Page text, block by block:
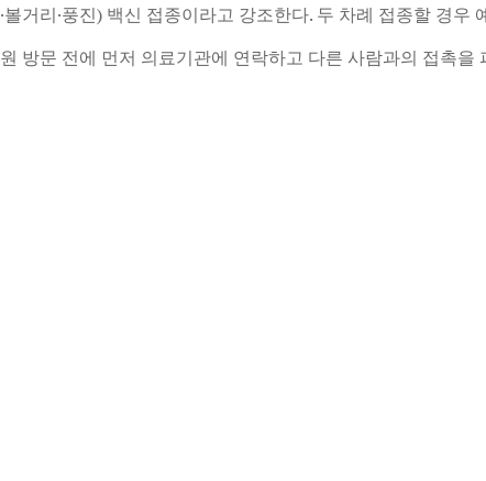
거리·풍진) 백신 접종이라고 강조한다. 두 차례 접종할 경우
방문 전에 먼저 의료기관에 연락하고 다른 사람과의 접촉을